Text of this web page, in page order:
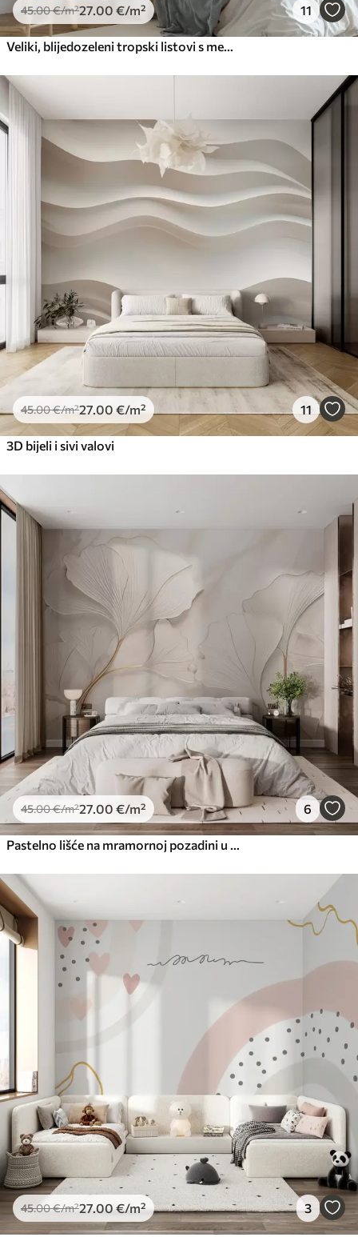
45.00€/m²27 .00 €/m² 11
45.00€/m²27 .00 €/m² 11
3D bijeli i sivi valovi
45.00€/m²27 .00 €/m² 6
45.00€/m²27.00 €/m² 3